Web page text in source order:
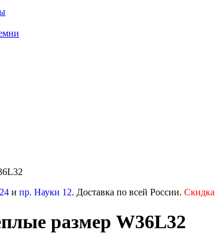
и пр. Науки 12. Доставка по всей России. Скидка
размер W36L32